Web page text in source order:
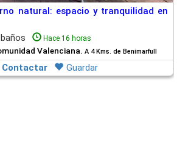
natural: espacio y tranquilidad en
Hace 16 horas
Valenciana. A 4 Kms. de Benimarfull
Contactar Guardar